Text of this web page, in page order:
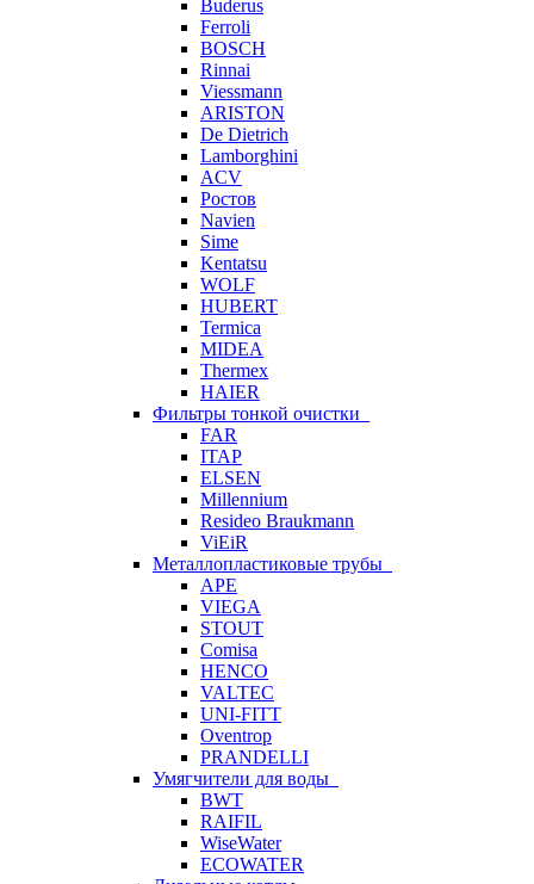
Buderus
Ferroli
BOSCH
Rinnai
Viessmann
ARISTON
De Dietrich
Lamborghini
ACV
Ростов
Navien
Sime
Kentatsu
WOLF
HUBERT
Termica
MIDEA
Thermex
HAIER
Фильтры тонкой очистки
FAR
ITAP
ELSEN
Millennium
Resideo Braukmann
ViEiR
Металлопластиковые трубы
APE
VIEGA
STOUT
Comisa
HENCO
VALTEC
UNI-FITT
Oventrop
PRANDELLI
Умягчители для воды
BWT
RAIFIL
WiseWater
ECOWATER